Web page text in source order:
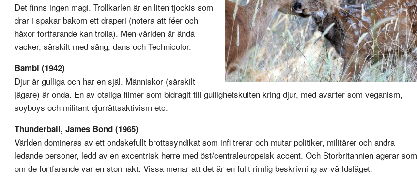
Det finns ingen magi. Trollkarlen är en liten tjockis som
drar i spakar bakom ett draperi (notera att féer och
häxor fortfarande kan trolla). Men världen är ändå
vacker, särskilt med sång, dans och Technicolor.
Bambi (1942)
Djur är gulliga och har en själ. Människor (särskilt
jägare) är onda. En av otaliga filmer som bidragit till gullighetskulten kring djur, med avarter som veganism,
soyboys och militant djurrättsaktivism etc.
Thunderball, James Bond (1965)
Världen domineras av ett ondskefullt brottssyndikat som infiltrerar och mutar politiker, militärer och andra
ledande personer, ledd av en excentrisk herre med öst/centraleuropeisk accent. Och Storbritannien agerar som
om de fortfarande var en stormakt. Vissa menar att det är en fullt rimlig beskrivning av världsläget.